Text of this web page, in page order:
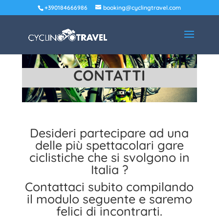
+390184666986 booking@cyclingtravel.com
CONTATTI
Desideri partecipare ad una
delle più spettacolari gare
ciclistiche che si svolgono in
Italia ?
Contattaci subito compilando
il modulo seguente e saremo
felici di incontrarti.